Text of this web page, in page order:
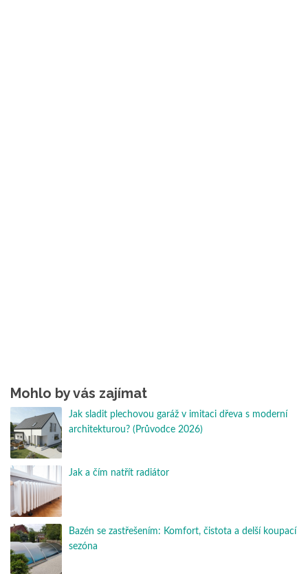
Mohlo by vás zajímat
Jak sladit plechovou garáž v imitaci dřeva s moderní
architekturou? (Průvodce 2026)
Jak a čím natřít radiátor
Bazén se zastřešením: Komfort, čistota a delší koupací
sezóna